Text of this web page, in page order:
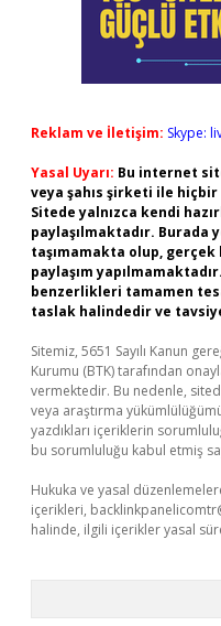
Reklam ve İletişim: Skype:
Yasal Uyarı: Bu internet
veya şahıs şirketi ile
Sitede yalnızca kendi
paylaşılmaktadır.
taşımamakta olup,
paylaşım
benzerlikleri tamamen
taslak halindedir ve
Sitemiz, 5651 Sayılı Kanun
Kurumu (BTK) tarafından
vermektedir. Bu nedenle,
veya araştırma
yazdıkları içeriklerin
bu sorumluluğu kabul etmiş
Hukuka ve yasal
içerikleri,
halinde, ilgili içerikler yasal